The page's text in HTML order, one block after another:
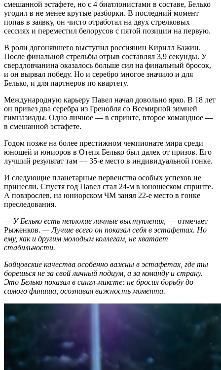
смешанной эстафете, но с 4 биатлонистами в составе, Белько
угодил в не менее крутые разборки. В последний момент
попав в заявку, он чисто отработал на двух стрелковых
сессиях и переместил белорусов с пятой позиции на первую.
В роли догонявшего выступил россиянин Кирилл Бажин.
После финальной стрельбы отрыв составлял 3,9 секунды. У
свердловчанина оказалось больше сил на финальный бросок,
и он вырвал победу. Но и серебро многое значило и для
Белько, и для партнеров по квартету.
Международную карьеру Павел начал довольно ярко. В 18 лет
он привез два серебра из Гренобля со Всемирной зимней
гимназиады. Одно личное — в спринте, второе командное —
в смешанной эстафете.
Годом позже на более престижном чемпионате мира среди
юношей и юниоров в Отепя Белько был далек от призов. Его
лучший результат там — 35-е место в индивидуальной гонке.
И следующие планетарные первенства особых успехов не
принесли. Спустя год Павел стал 24-м в юношеском спринте.
А повзрослев, на юниорском ЧМ занял 22-е место в гонке
преследования.
— У Белько есть неплохие личные выступления, — отмечает
Рыженков. — Лучше всего он показал себя в эстафетах. Но
ему, как и другим молодым коллегам, не хватает
стабильности.
Бойцовские качества особенно важны в эстафетах, где ты
борешься не за свой личный подиум, а за команду и страну.
Это Белько показал в сингл-миксте: не бросил борьбу до
самого финиша, осознавая важность момента.